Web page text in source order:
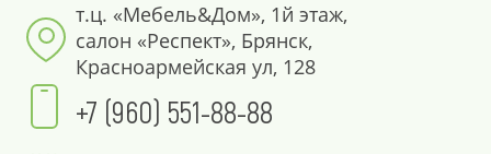
т.ц. «Мебель&Дом», 1й этаж,
салон «Респект», Брянск,
Красноармейская ул, 128
+7 (960) 551-88-88